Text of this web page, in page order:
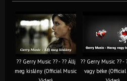
?? Gerry Music ?? - ?? Állj
meg kislány (Official Music
?? Gerry Music ?? -
vagy béke